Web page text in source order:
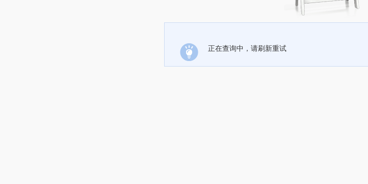
正在查询中，请刷新重试